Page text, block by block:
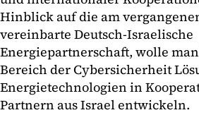
Hinblick auf die am
vereinbarte Deutsch-Israelische
Energiepartnerschaft, wolle
Bereich der Cybersicherheit
Energietechnologien in
Partnern aus Israel entwickeln.